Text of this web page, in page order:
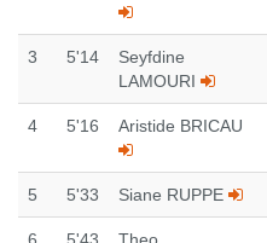
3 5'14
Seyfdine
LAMOURI
4 5'16 Aristide BRICAU
5 5'33 Siane RUPPE